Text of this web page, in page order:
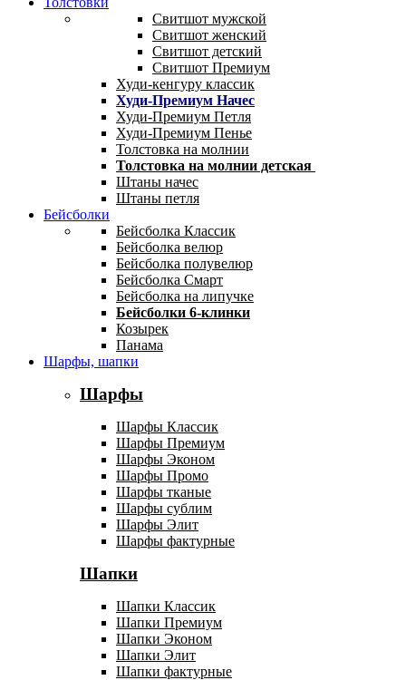
Свитшот мужской
Свитшот женский
Свитшот детский
Свитшот Премиум
Худи-кенгуру классик
Худи-Премиум Начес
Худи-Премиум Петля
Худи-Премиум Пенье
Толстовка на молнии
Толстовка на молнии детская
Штаны начес
Штаны петля
Бейсболки
Бейсболка Классик
Бейсболка велюр
Бейсболка полувелюр
Бейсболка Смарт
Бейсболка на липучке
Бейсболки 6-клинки
Козырек
Панама
Шарфы, шапки
Шарфы
Шарфы Классик
Шарфы Премиум
Шарфы Эконом
Шарфы Промо
Шарфы тканые
Шарфы сублим
Шарфы Элит
Шарфы фактурные
Шапки
Шапки Классик
Шапки Премиум
Шапки Эконом
Шапки Элит
Шапки фактурные